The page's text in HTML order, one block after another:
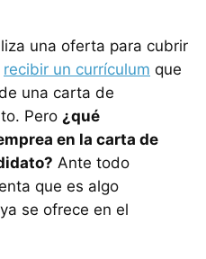
una oferta para cubrir
recibir un currículum que
una carta de
Pero ¿qué
en la carta de
Ante todo
que es algo
se ofrece en el